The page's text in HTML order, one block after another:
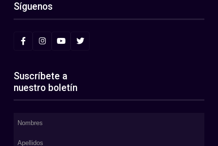
Síguenos
Suscríbete a
nuestro boletín